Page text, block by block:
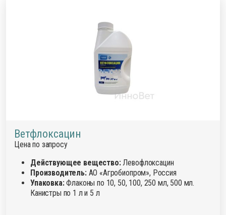
Ветфлоксацин
Цена по запросу
Действующее вещество:Левофлоксацин
Производитель:АО «Агробиопром», Россия
Упаковка:Флаконы по 10, 50, 100, 250 мл, 500 мл.
Канистры по 1 л и 5 л